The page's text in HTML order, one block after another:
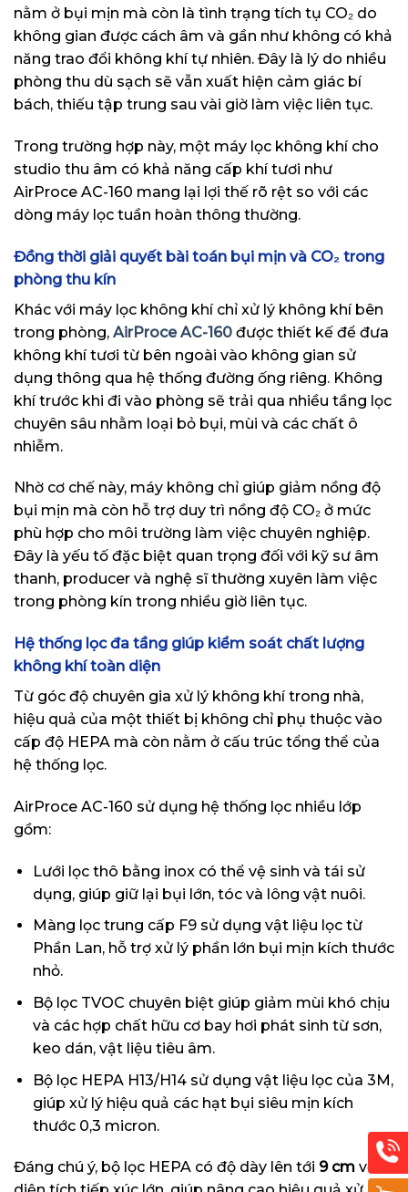
nằm ở bụi mịn mà còn là tình trạng tích tụ CO₂ do
không gian được cách âm và gần như không có khả
năng trao đổi không khí tự nhiên. Đây là lý do nhiều
phòng thu dù sạch sẽ vẫn xuất hiện cảm giác bí
bách, thiếu tập trung sau vài giờ làm việc liên tục.
Trong trường hợp này, một máy lọc không khí cho
studio thu âm có khả năng cấp khí tươi như
AirProce AC-160 mang lại lợi thế rõ rệt so với các
dòng máy lọc tuần hoàn thông thường.
Đồng thời giải quyết bài toán bụi mịn và CO₂ trong
phòng thu kín
Khác với máy lọc không khí chỉ xử lý không khí bên
trong phòng, AirProce AC-160 được thiết kế để đưa
không khí tươi từ bên ngoài vào không gian sử
dụng thông qua hệ thống đường ống riêng. Không
khí trước khi đi vào phòng sẽ trải qua nhiều tầng lọc
chuyên sâu nhằm loại bỏ bụi, mùi và các chất ô
nhiễm.
Nhờ cơ chế này, máy không chỉ giúp giảm nồng độ
bụi mịn mà còn hỗ trợ duy trì nồng độ CO₂ ở mức
phù hợp cho môi trường làm việc chuyên nghiệp.
Đây là yếu tố đặc biệt quan trọng đối với kỹ sư âm
thanh, producer và nghệ sĩ thường xuyên làm việc
trong phòng kín trong nhiều giờ liên tục.
Hệ thống lọc đa tầng giúp kiểm soát chất lượng
không khí toàn diện
Từ góc độ chuyên gia xử lý không khí trong nhà,
hiệu quả của một thiết bị không chỉ phụ thuộc vào
cấp độ HEPA mà còn nằm ở cấu trúc tổng thể của
hệ thống lọc.
AirProce AC-160 sử dụng hệ thống lọc nhiều lớp
gồm:
Lưới lọc thô bằng inox có thể vệ sinh và tái sử
dụng, giúp giữ lại bụi lớn, tóc và lông vật nuôi.
Màng lọc trung cấp F9 sử dụng vật liệu lọc từ
Phần Lan, hỗ trợ xử lý phần lớn bụi mịn kích thước
nhỏ.
Bộ lọc TVOC chuyên biệt giúp giảm mùi khó chịu
và các hợp chất hữu cơ bay hơi phát sinh từ sơn,
keo dán, vật liệu tiêu âm.
Bộ lọc HEPA H13/H14 sử dụng vật liệu lọc của 3M,
giúp xử lý hiệu quả các hạt bụi siêu mịn kích
thước 0,3 micron.
Đáng chú ý, bộ lọc HEPA có độ dày lên tới 9 cm với